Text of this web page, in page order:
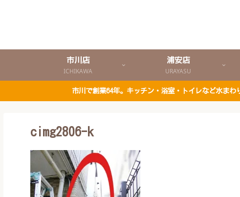
市川店
ICHIKAWA
浦安店
URAYASU
市川で創業64年。キッチン・浴室・トイレなど水ま
cimg2806-k